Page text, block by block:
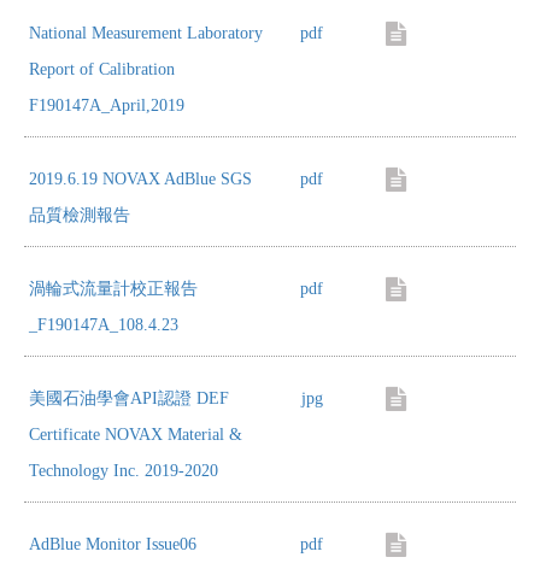
National Measurement Laboratory
Report of Calibration
F190147A_April,2019
pdf
2019.6.19 NOVAX AdBlue SGS
品質檢測報告
pdf
渦輪式流量計校正報告
_F190147A_108.4.23
pdf
美國石油學會API認證 DEF
Certificate NOVAX Material &
Technology Inc. 2019-2020
jpg
AdBlue Monitor Issue06 pdf